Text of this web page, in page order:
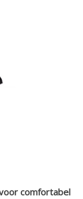
comfortabel